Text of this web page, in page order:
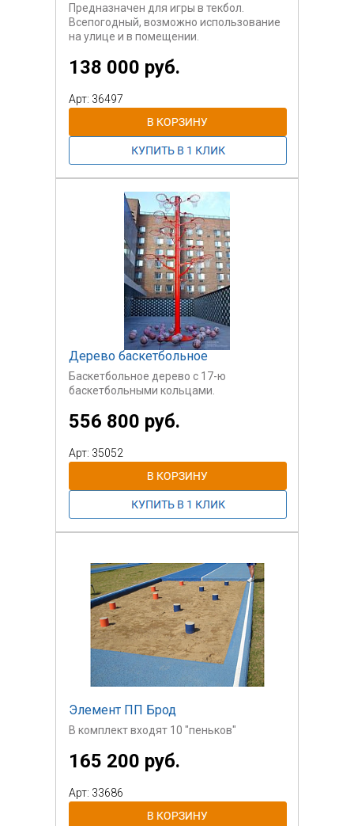
Предназначен для игры в текбол.
Всепогодный, возможно использование
на улице и в помещении.
138 000 руб.
Арт: 36497
Дерево баскетбольное
Баскетбольное дерево с 17-ю
баскетбольными кольцами.
556 800 руб.
Арт: 35052
Элемент ПП Брод
В комплект входят 10 "пеньков"
165 200 руб.
Арт: 33686